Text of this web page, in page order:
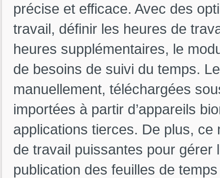
précise et efficace. Avec des
travail, définir les heures de
heures supplémentaires, le
de besoins de suivi du temps.
manuellement, téléchargées
importées à partir d’appareils
applications tierces. De plus,
de travail puissantes pour gérer
publication des feuilles de